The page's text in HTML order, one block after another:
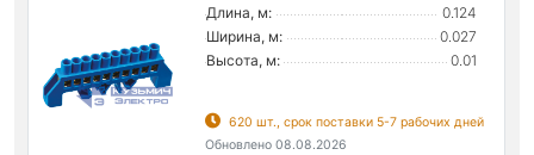
Длина, м:
0.124
Ширина, м:
0.027
Высота, м:
0.01
620 шт., срок поставки 5-7 рабочих дней
Обновлено 08.08.2026